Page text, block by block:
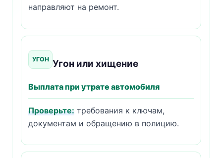
направляют на ремонт.
УГОН Угон или хищение
Выплата при утрате автомобиля
Проверьте: требования к ключам,
документам и обращению в полицию.